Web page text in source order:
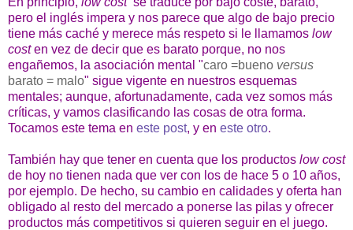
pero el inglés impera y nos parece que algo de bajo precio
tiene más caché y merece más respeto si le llamamos low
costen vez de decir que es barato porque, no nos
engañemos, la asociación mental "caro =bueno versus
barato = malo" sigue vigente en nuestros esquemas
mentales; aunque, afortunadamente, cada vez somos más
críticas, y vamos clasificando las cosas de otra forma.
Tocamos este tema en este post, y en este otro.
También hay que tener en cuenta que los productos low cost
de hoy no tienen nada que ver con los de hace 5 o 10 años,
por ejemplo. De hecho, su cambio en calidades y oferta han
obligado al resto del mercado a ponerse las pilas y ofrecer
productos más competitivos si quieren seguir en el juego.